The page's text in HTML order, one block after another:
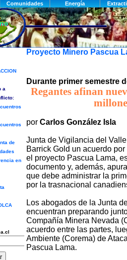
Proyecto Minero Pascua
Durante primer semestre
Regantes afinan
por Carlos González Isla
Junta de Vigilancia del
Barrick Gold un acuerdo
el proyecto Pascua Lama,
documento y, además,
que debe administrar la
por la trasnacional
Los abogados de la Junta
encuentran preparando
Compañía Minera Nevada
acuerdo entre las partes,
Ambiente (Corema) de
Pascua Lama.